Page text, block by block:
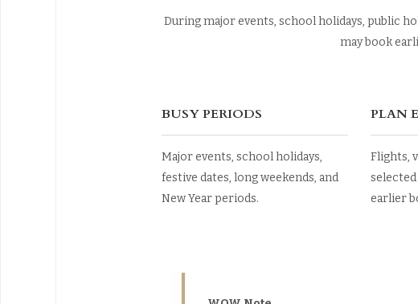
During major events, school holidays, public
may book
BUSY PERIODS
Major events, school holidays,
festive dates, long weekends, and
New Year periods.
PLAN
Flights,
earlier